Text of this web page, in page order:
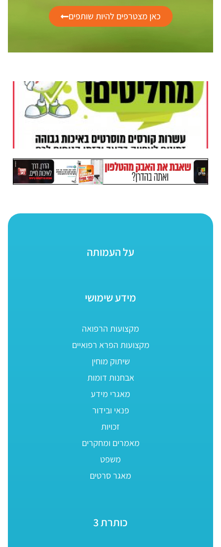
כאן מצטרפים להיות שותפים
על העמותה
מידע שימושי
מקצועות הרפואה
מקצועות הפרא רפואיים
שיתוק מוחין
אבחנות דומות
מאגרי מידע
פנאי ובידור
זכויות
מאמרים ומחקרים
משפט
מאגר סרטים
כותרת 3